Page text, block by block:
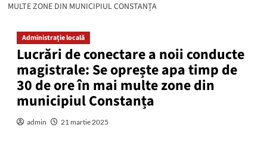
MULTE ZONE DIN MUNICIPIUL CONSTANȚA
Administrație locală
Lucrări de conectare a noii conducte
magistrale: Se oprește apa timp de
30 de ore în mai multe zone din
municipiul Constanța
admin 21 martie 2025